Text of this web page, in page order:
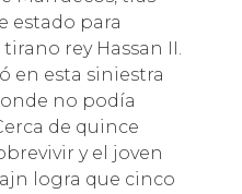
estado para
rey Hassan II.
en esta siniestra
no podía
de quince
y el joven
logra que cinco